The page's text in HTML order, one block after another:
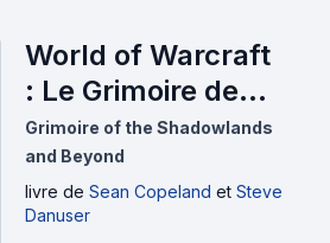
World of Warcraft
: Le Grimoire de
l'Ombreterre
(2021)
Grimoire of the Shadowlands
and Beyond
livre de Sean Copeland et Steve
Danuser